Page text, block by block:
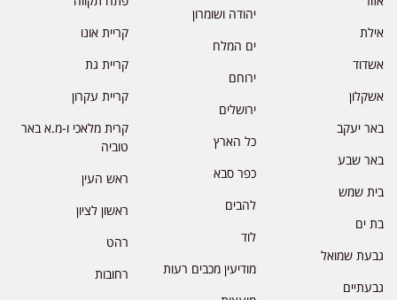
אילת
אשדוד
אשקלון
באר יעקב
באר שבע
בית שמש
בת ים
גבעת שמואל
גבעתיים
יהודה ושומרון
ים המלח
ירוחם
ירושלים
כל הארץ
כפר סבא
להבים
לוד
מודיעין מכבים רעות
קריית אונו
קריית גת
קריית עקרון
קרית מלאכי ו-מ.א באר
טוביה
ראש העין
ראשון לציון
רהט
רחובות